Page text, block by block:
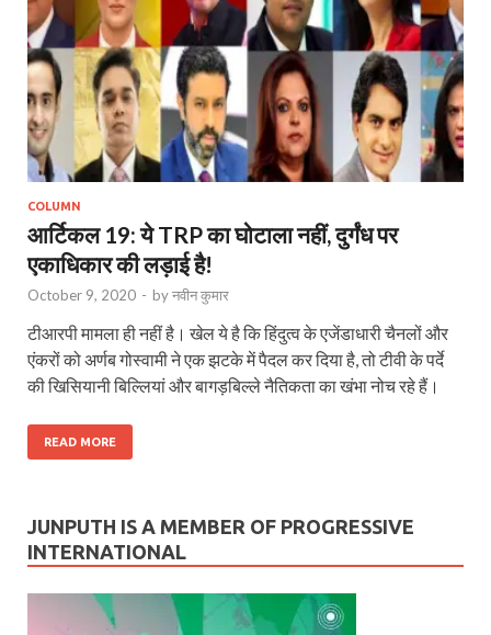
COLUMN
आर्टिकल 19: ये TRP का घोटाला नहीं, दुर्गंध पर
एकाधिकार की लड़ाई है!
October 9, 2020 - byनवीन कुमार
टीआरपी मामला ही नहीं है। खेल ये है कि हिंदुत्व के एजेंडाधारी चैनलों और
एंकरों को अर्णब गोस्वामी ने एक झटके में पैदल कर दिया है, तो टीवी के पर्दे
की खिसियानी बिल्लियां और बागड़बिल्ले नैतिकता का खंभा नोच रहे हैं।
READ MORE
JUNPUTH IS A MEMBER OF PROGRESSIVE
INTERNATIONAL